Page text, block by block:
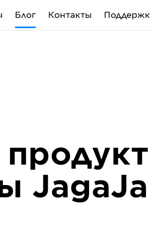
Блог Контакты